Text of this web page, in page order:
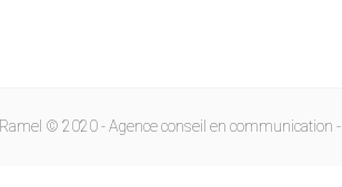
Ramel © 2020 - Agence conseil en communication -